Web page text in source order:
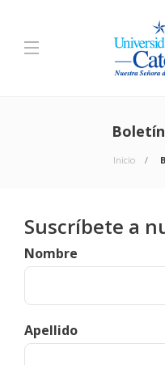
Inicio
Suscríbete a
Nombre
Apellido